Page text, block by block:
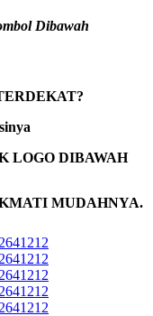
Dibawah
LOGO DIBAWAH
MUDAHNYA.